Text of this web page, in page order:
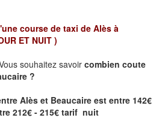
course de taxi de Alès à
ET NUIT )
souhaitez savoir combien coute
?
Alès et Beaucaire est entre 142€
212€ - 215€ tarif nuit